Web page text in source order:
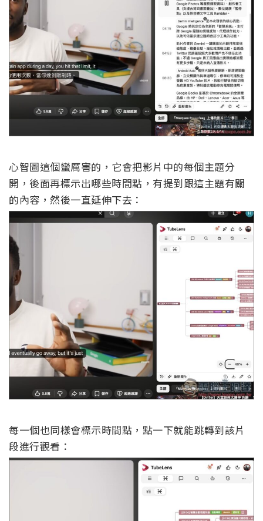
心智圖這個蠻厲害的，它會把影片中的每個主題分
開，後面再標示出哪些時間點，有提到跟這主題有關
的內容，然後一直延伸下去：
每一個也同樣會標示時間點，點一下就能跳轉到該片
段進行觀看：